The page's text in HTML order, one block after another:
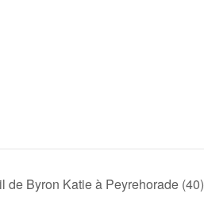
de Byron Katie à Peyrehorade (40)